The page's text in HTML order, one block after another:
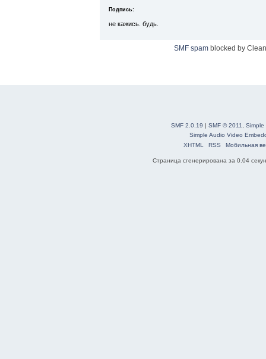
Подпись:
не кажись. будь.
SMF spam blocked by
SMF 2.0.19 | SMF © 2011
Simple
Simple Audio Video
XHTML
RSS Мобильная
Страница сгенерирована за 0.04